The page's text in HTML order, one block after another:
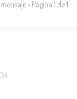
mensaje • Página 1 de1